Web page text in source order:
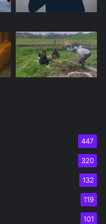
447
320
132
119
101